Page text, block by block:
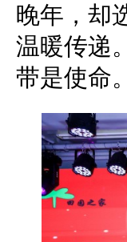
晚年，却
温暖传递
带是使命。